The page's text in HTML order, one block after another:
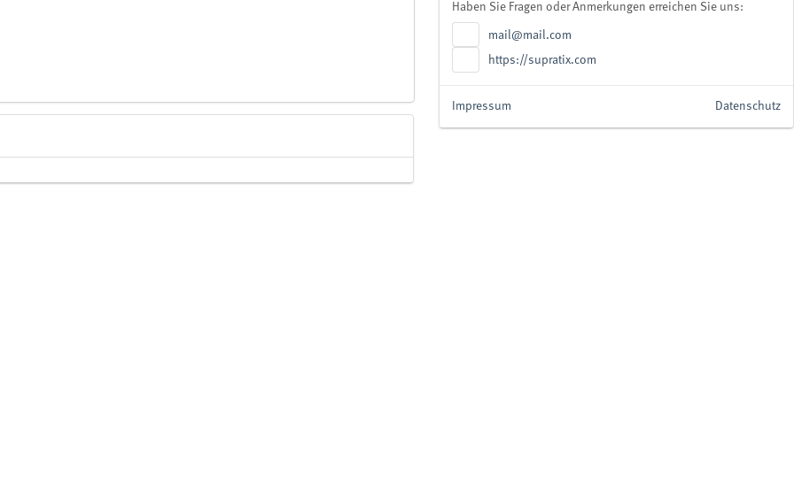
Haben Sie Fragen oder Anmerkungen erreichen Sie uns:
mail@mail.com
https://supratix.com
Datenschutz
Impressum